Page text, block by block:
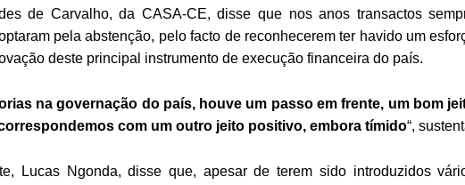
de Carvalho, da CASA-CE, disse que nos anos transactos
pela abstenção, pelo facto de reconhecerem ter havido um
deste principal instrumento de execução financeira do país.
na governação do país, houve um passo em frente, um bom
com um outro jeito positivo, embora tímido“,
Lucas Ngonda, disse que, apesar de terem sido introduzidos